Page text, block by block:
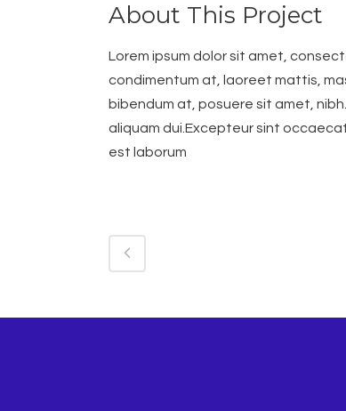
About This Project
Lorem ipsum dolor sit amet,
condimentum at, laoreet mattis,
bibendum at, posuere sit amet,
aliquam dui.Excepteur sint
est laborum